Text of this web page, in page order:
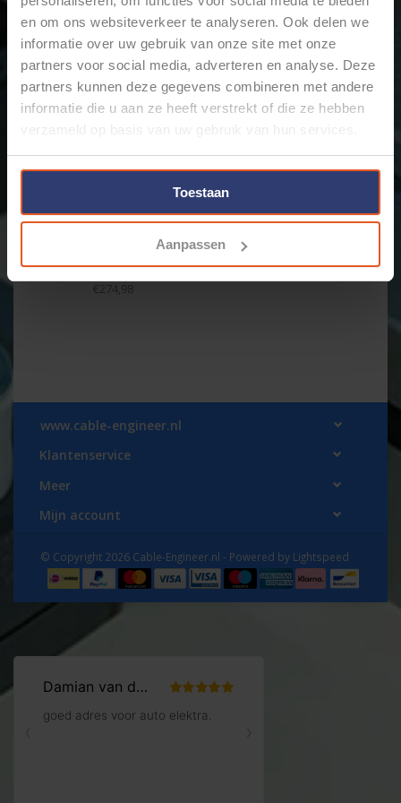
en om ons websiteverkeer te analyseren. Ook delen we
informatie over uw gebruik van onze site met onze
partners voor social media, adverteren en analyse. Deze
partners kunnen deze gegevens combineren met andere
informatie die u aan ze heeft verstrekt of die ze hebben
verzameld op basis van uw gebruik van hun services.
Toestaan
Aanpassen
€239,98
ADEREINDHULZEN 979009
€274,98
www.cable-engineer.nl
Klantenservice
Meer
Mijn account
© Copyright 2026 Cable-Engineer.nl - Powered by Lightspeed